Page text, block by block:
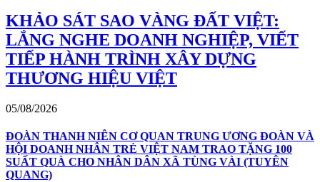
KHẢO SÁT SAO VÀNG ĐẤT VIỆT:
LẮNG NGHE DOANH NGHIỆP, VIẾT
TIẾP HÀNH TRÌNH XÂY DỰNG
THƯƠNG HIỆU VIỆT
05/08/2026
ĐOÀN THANH NIÊN CƠ QUAN TRUNG ƯƠNG ĐOÀN VÀ
HỘI DOANH NHÂN TRẺ VIỆT NAM TRAO TẶNG 100
SUẤT QUÀ CHO NHÂN DÂN XÃ TÙNG VÀI (TUYÊN
QUANG)